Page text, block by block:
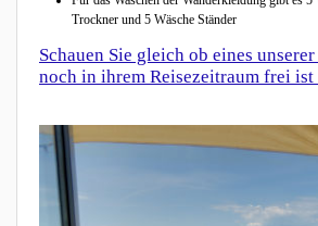
Trockner und 5 Wäsche Ständer
Schauen Sie gleich ob eines
noch in ihrem Reisezeitraum frei ist